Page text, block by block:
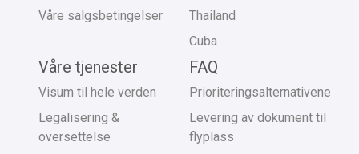
Våre salgsbetingelser
Thailand
Cuba
Våre tjenester
Visum til hele verden
Legalisering &
oversettelse
FAQ
Prioriteringsalternativene
Levering av dokument til
flyplass